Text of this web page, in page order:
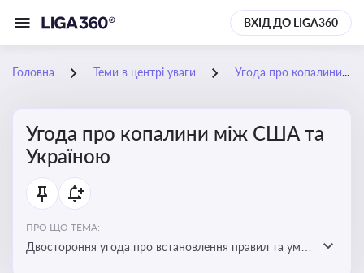
ВХІД ДО LIGA360
Головна Теми в центрі уваги Угода про копалини між США та Україною
Угода про копалини між США та
Україною
ПРО ЩО ТЕМА:
Двостороння угода про встановлення правил та умов